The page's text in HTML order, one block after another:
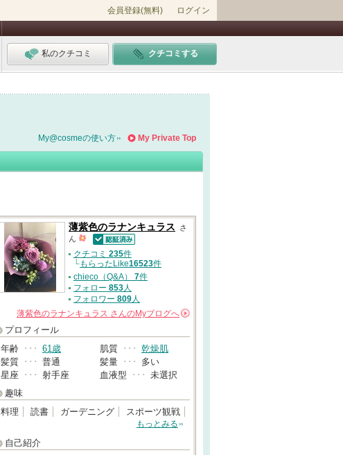
会員登録(無料) ログイン
私のクチコミ クチコミする
My Private Top
My@cosmeの使い方
薄紫色のラナンキュラス
さ
ん
認証済
クチコミ 235件
└もらったLike16523件
chieco（Q&A） 7件
フォロー 853人
フォロワー 809人
薄紫色のラナンキュラス さんのMyブログへ
プロフィール
年齢 ･･･ 61歳 肌質 ･･･ 乾燥肌
髪質 ･･･ 普通 髪量 ･･･
多い
星座 ･･･ 射手座 血液型 ･･･ 未選択
趣味
料理
読書 ガーデニング スポーツ観戦
もっとみる
自己紹介